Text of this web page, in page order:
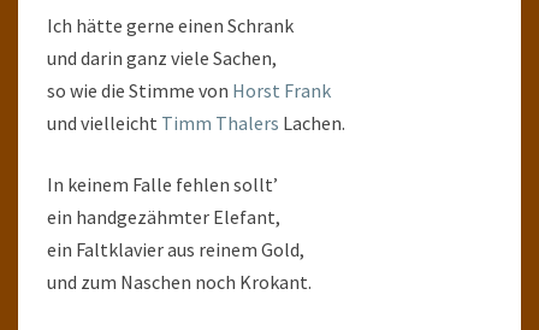
Ich hätte gerne einen Schrank
und darin ganz viele Sachen,
so wie die Stimme von Horst Frank
und vielleicht Timm Thalers Lachen.
In keinem Falle fehlen sollt’
ein handgezähmter Elefant,
ein Faltklavier aus reinem Gold,
und zum Naschen noch Krokant.